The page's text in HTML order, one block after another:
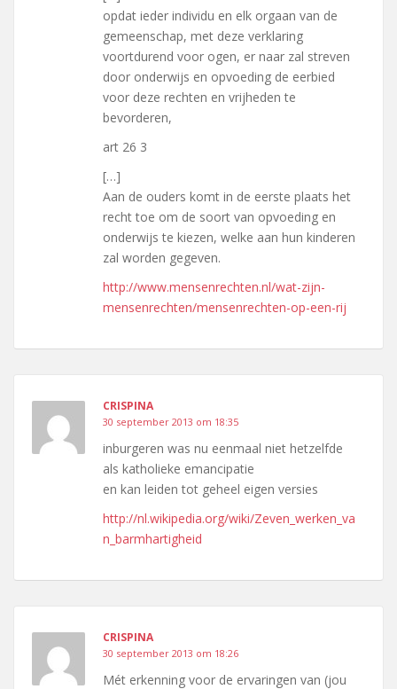
opdat ieder individu en elk orgaan van de
gemeenschap, met deze verklaring
voortdurend voor ogen, er naar zal streven
door onderwijs en opvoeding de eerbied
voor deze rechten en vrijheden te
bevorderen,
art 26 3
[…]
Aan de ouders komt in de eerste plaats het
recht toe om de soort van opvoeding en
onderwijs te kiezen, welke aan hun kinderen
zal worden gegeven.
http://www.mensenrechten.nl/wat-zijn-
mensenrechten/mensenrechten-op-een-rij
CRISPINA
30 september 2013 om 18:35
inburgeren was nu eenmaal niet hetzelfde
als katholieke emancipatie
en kan leiden tot geheel eigen versies
http://nl.wikipedia.org/wiki/Zeven_werken_va
n_barmhartigheid
CRISPINA
30 september 2013 om 18:26
Mét erkenning voor de ervaringen van (jou